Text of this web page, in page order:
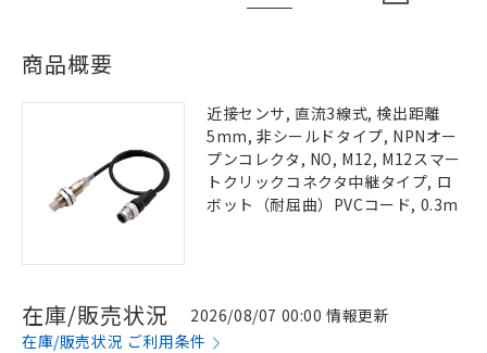
商品概要
近接センサ, 直流3線式, 検出距離
5mm, 非シールドタイプ, NPNオー
プンコレクタ, NO, M12, M12スマー
トクリックコネクタ中継タイプ, ロ
ボット（耐屈曲）PVCコード, 0.3m
在庫/販売状況
2026/08/07 00:00 情報更新
在庫/販売状況 ご利用条件